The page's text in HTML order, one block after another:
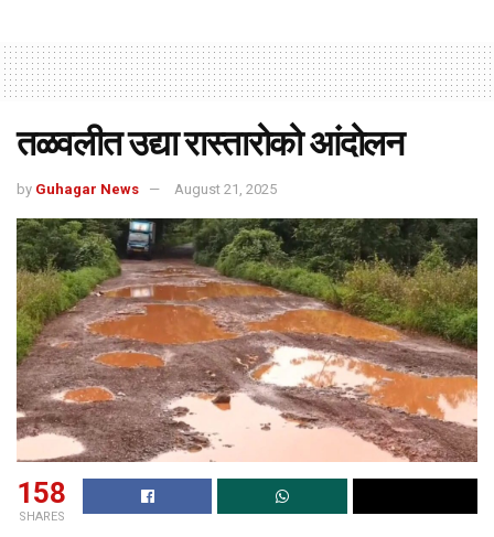
तळवलीत उद्या रास्तारोको आंदोलन
by Guhagar News August 21, 2025
158
SHARES